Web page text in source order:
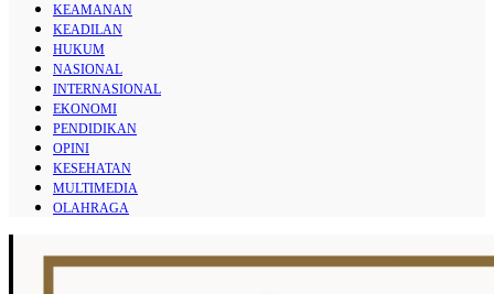
KEAMANAN
KEADILAN
HUKUM
NASIONAL
INTERNASIONAL
EKONOMI
PENDIDIKAN
OPINI
KESEHATAN
MULTIMEDIA
OLAHRAGA